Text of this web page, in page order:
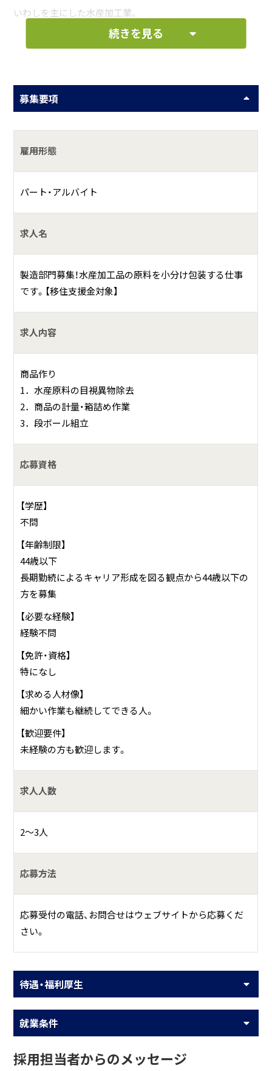
いわしを主にした水産加工業。
具体的には？
続きを見る
募集要項
雇用形態
パート・アルバイト
求人名
製造部門募集！水産加工品の原料を小分け包装する仕事
です。【移住支援金対象】
求人内容
商品作り
1．水産原料の目視異物除去
2．商品の計量・箱詰め作業
3．段ボール組立
応募資格
【学歴】
不問
【年齢制限】
44歳以下
長期勤続によるキャリア形成を図る観点から44歳以下の
方を募集
【必要な経験】
経験不問
【免許・資格】
特になし
【求める人材像】
細かい作業も継続してできる人。
【歓迎要件】
未経験の方も歓迎します。
求人人数
2～3人
応募方法
応募受付の電話、お問合せはウェブサイトから応募くだ
さい。
待遇・福利厚生
就業条件
採用担当者からのメッセージ